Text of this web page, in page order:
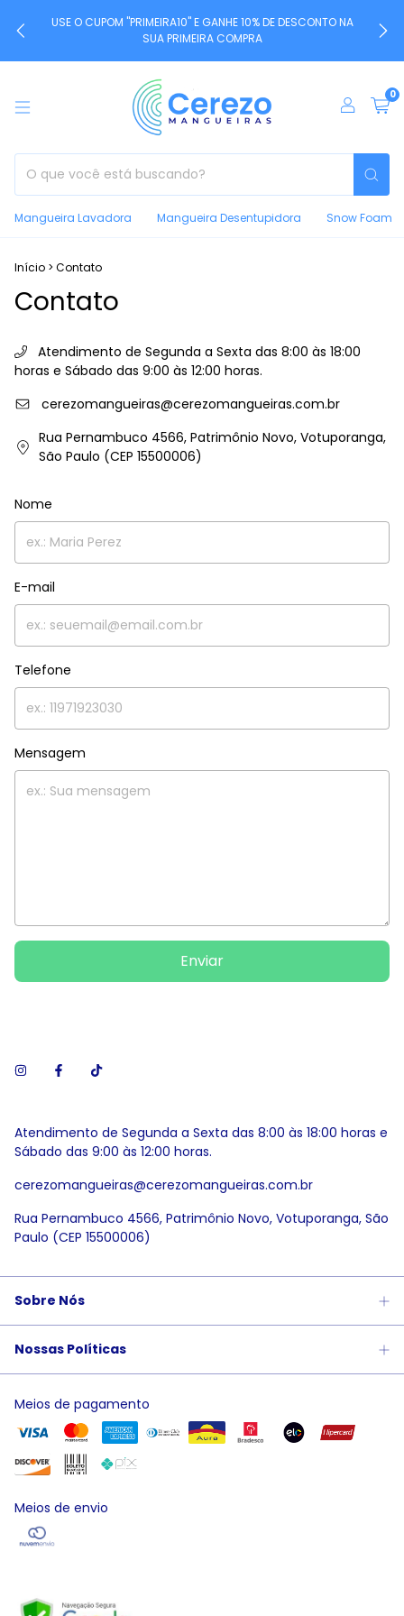
USE O CUPOM "PRIMEIRA10" E GANHE 10% DE DESCONTO NA
SUA PRIMEIRA COMPRA
0
Mangueira Lavadora Mangueira Desentupidora Snow Foam
Início > Contato
Contato
Atendimento de Segunda a Sexta das 8:00 às 18:00
horas e Sábado das 9:00 às 12:00 horas.
cerezomangueiras@cerezomangueiras.com.br
Rua Pernambuco 4566, Patrimônio Novo, Votuporanga,
São Paulo (CEP 15500006)
Nome
E-mail
Telefone
Mensagem
Enviar
Atendimento de Segunda a Sexta das 8:00 às 18:00 horas e
Sábado das 9:00 às 12:00 horas.
cerezomangueiras@cerezomangueiras.com.br
Rua Pernambuco 4566, Patrimônio Novo, Votuporanga, São
Paulo (CEP 15500006)
Sobre Nós
Nossas Políticas
Meios de pagamento
Meios de envio